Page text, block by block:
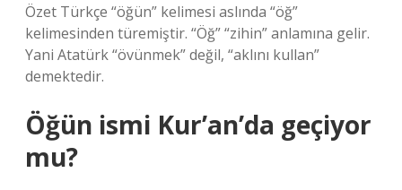
Özet Türkçe “öğün” kelimesi aslında “öğ”
kelimesinden türemiştir. “Öğ” “zihin” anlamına gelir.
Yani Atatürk “övünmek” değil, “aklını kullan”
demektedir.
Öğün ismi Kur’an’da geçiyor
mu?